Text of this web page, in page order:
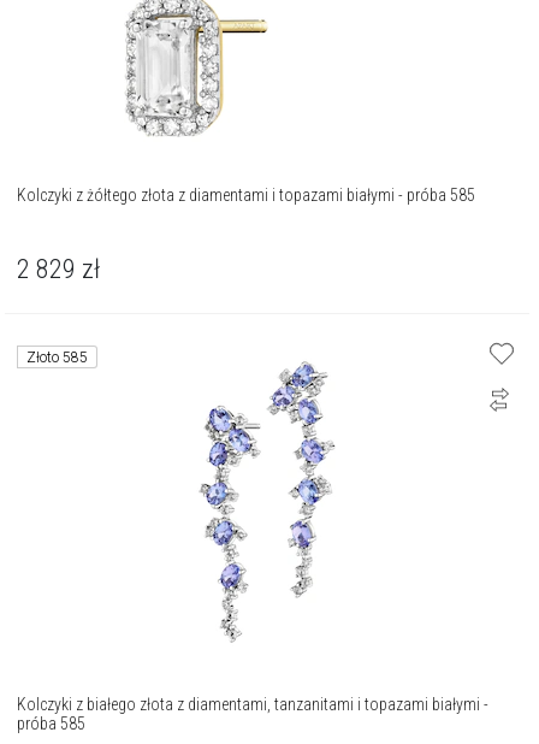
Kolczyki z żółtego złota z diamentami i topazami białymi - próba 585
2 829 zł
Złoto 585
Kolczyki z białego złota z diamentami, tanzanitami i topazami białymi -
próba 585